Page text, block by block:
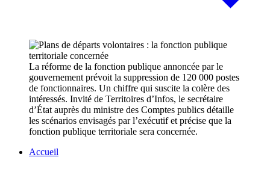
La réforme de la fonction publique annoncée par le
gouvernement prévoit la suppression de 120 000 postes
de fonctionnaires. Un chiffre qui suscite la colère des
intéressés. Invité de Territoires d’Infos, le secrétaire
d’État auprès du ministre des Comptes publics détaille
les scénarios envisagés par l’exécutif et précise que la
fonction publique territoriale sera concernée.
Accueil